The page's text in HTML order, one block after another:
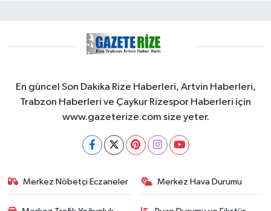
En güncel Son Dakika Rize Haberleri, Artvin Haberleri,
Trabzon Haberleri ve Çaykur Rizespor Haberleri için
www.gazeterize.com size yeter.
Merkez Nöbetçi Eczaneler Merkez Hava Durumu